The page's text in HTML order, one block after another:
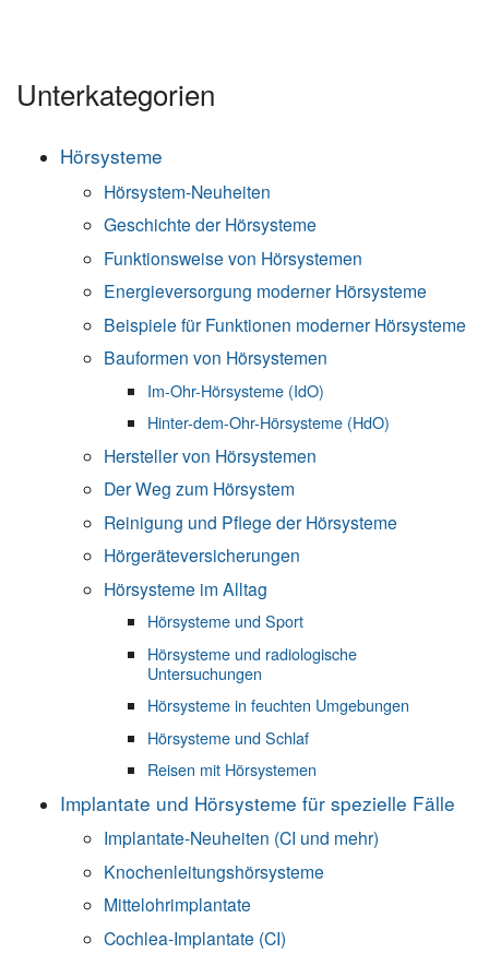
Unterkategorien
Hörsysteme
Hörsystem-Neuheiten
Geschichte der Hörsysteme
Funktionsweise von Hörsystemen
Energieversorgung moderner Hörsysteme
Beispiele für Funktionen moderner Hörsysteme
Bauformen von Hörsystemen
Im-Ohr-Hörsysteme (IdO)
Hinter-dem-Ohr-Hörsysteme (HdO)
Hersteller von Hörsystemen
Der Weg zum Hörsystem
Reinigung und Pflege der Hörsysteme
Hörgeräteversicherungen
Hörsysteme im Alltag
Hörsysteme und Sport
Hörsysteme und radiologische
Untersuchungen
Hörsysteme in feuchten Umgebungen
Hörsysteme und Schlaf
Reisen mit Hörsystemen
Implantate und Hörsysteme für spezielle Fälle
Implantate-Neuheiten (CI und mehr)
Knochenleitungshörsysteme
Mittelohrimplantate
Cochlea-Implantate (CI)